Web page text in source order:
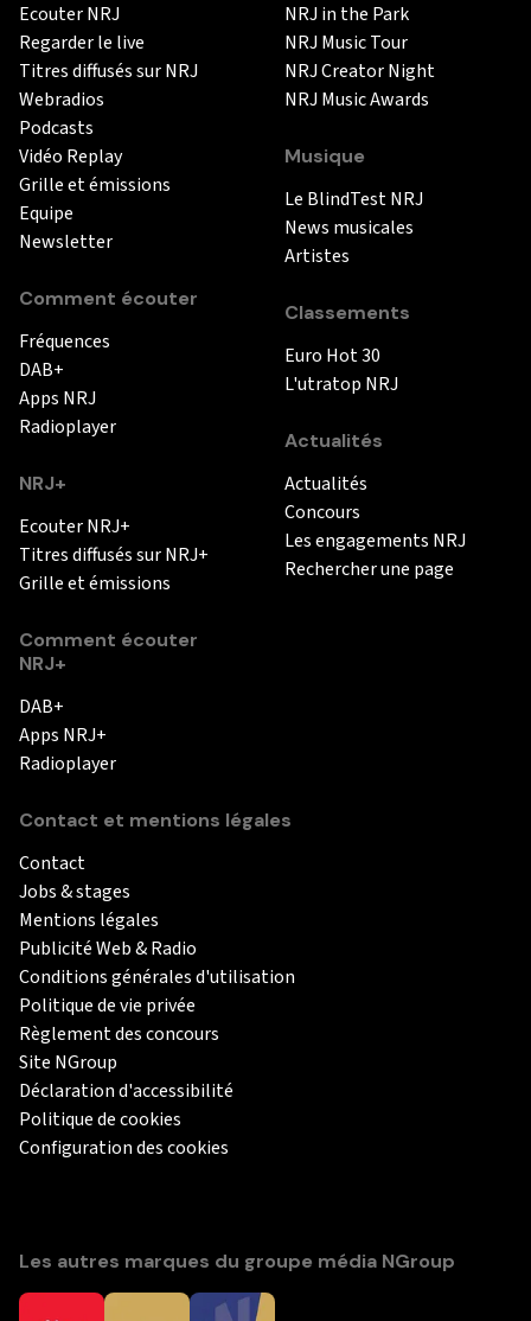
Ecouter NRJ
Regarder le live
Titres diffusés sur NRJ
Webradios
Podcasts
Vidéo Replay
Grille et émissions
Equipe
Newsletter
Comment écouter
Fréquences
DAB+
Apps NRJ
Radioplayer
NRJ+
Ecouter NRJ+
Titres diffusés sur NRJ+
Grille et émissions
Comment écouter
NRJ+
DAB+
Apps NRJ+
Radioplayer
NRJ in the Park
NRJ Music Tour
NRJ Creator Night
NRJ Music Awards
Musique
Le BlindTest NRJ
News musicales
Artistes
Classements
Euro Hot 30
L'utratop NRJ
Actualités
Actualités
Concours
Les engagements NRJ
Rechercher une page
Contact et mentions légales
Contact
Jobs & stages
Mentions légales
Publicité Web & Radio
Conditions générales d'utilisation
Politique de vie privée
Règlement des concours
Site NGroup
Déclaration d'accessibilité
Politique de cookies
Configuration des cookies
Les autres marques du groupe média NGroup